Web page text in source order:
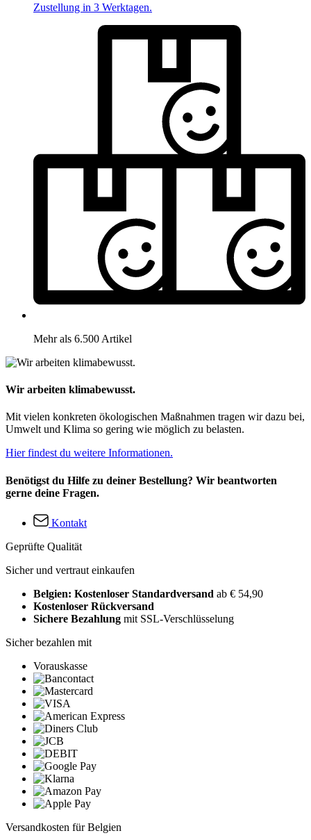
Zustellung in 3 Werktagen.
Mehr als 6.500 Artikel
Wir arbeiten klimabewusst.
Mit vielen konkreten ökologischen Maßnahmen tragen wir dazu bei,
Umwelt und Klima so gering wie möglich zu belasten.
Hier findest du weitere Informationen.
Benötigst du Hilfe zu deiner Bestellung? Wir beantworten
gerne deine Fragen.
Kontakt
Geprüfte Qualität
Sicher und vertraut einkaufen
Belgien: Kostenloser Standardversand ab € 54,90
Kostenloser Rückversand
Sichere Bezahlung mit SSL-Verschlüsselung
Sicher bezahlen mit
Vorauskasse
Versandkosten für Belgien